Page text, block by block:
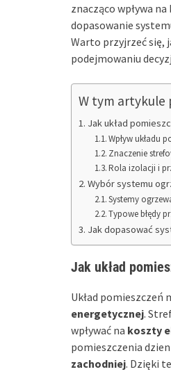
znacząco wpływa
dopasowanie
Warto przyjrzeć się,
podejmowaniu
W tym artykule
Jak układ
Wpływ układu
Znaczenie
Rola izolacji i
Wybór systemu
Systemy
Typowe błędy
Jak dopasować
Jak układ
Układ pomieszczeń
energetycznej.
wpływać na koszty
pomieszczenia
zachodniej. Dzięki